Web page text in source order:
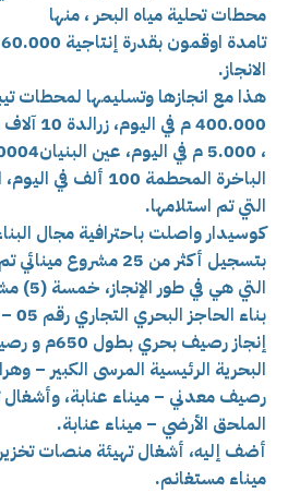
محطات تحلية مياه البحر ، منها
تامدة اوقمون بقدرة إنتاجية
الانجاز.
هذا مع انجازها وتسليمها لمحطات
400.000
، 5.000 م في اليوم، عين البنيان10.0004 م في اليوم
الباخرة المحطمة
التي تم استلامها.
كوسيدار واصلت باحترافية مجال
بتسجيل أكثر من 25
التي هي
البحرية الرئيسية المرسى الكبير –
الملحق الأرضي – ميناء عنابة.
أضف إليه، أشغال تهيئة منصات
ميناء مستغانم.